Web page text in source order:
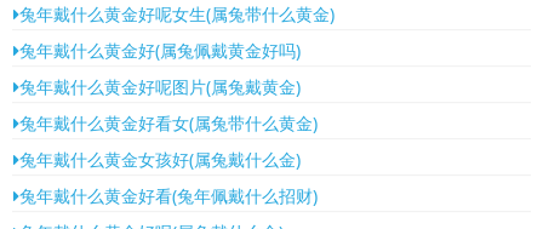
兔年戴什么黄金好呢女生(属兔带什么黄金)
兔年戴什么黄金好(属兔佩戴黄金好吗)
兔年戴什么黄金好呢图片(属兔戴黄金)
兔年戴什么黄金好看女(属兔带什么黄金)
兔年戴什么黄金女孩好(属兔戴什么金)
兔年戴什么黄金好看(兔年佩戴什么招财)